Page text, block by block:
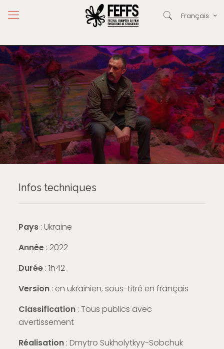
Français
Infos techniques
Pays : Ukraine
Année : 2022
Durée: 1h42
Version : en ukrainien, sous-titré en français
Classification : Tous publics avec
avertissement
Réalisation : Dmytro Sukholytkyy-Sobchuk